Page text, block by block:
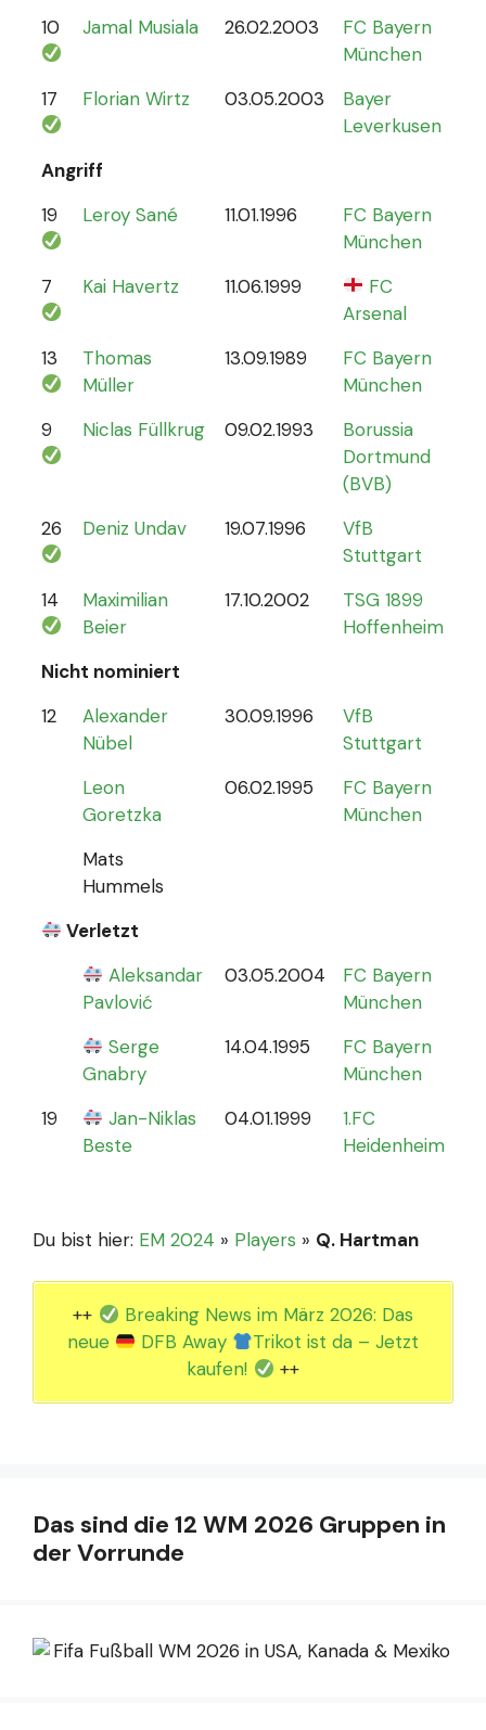
10 Jamal Musiala 26.02.2003
FC Bayern
München
17 Florian Wirtz 03.05.2003
Bayer
Leverkusen
Angriff
19
Leroy Sané 11.01.1996
FC Bayern
München
7 Kai Havertz 11.06.1999
FC
Arsenal
13
Thomas
Müller
13.09.1989
FC Bayern
München
9 Niclas Füllkrug 09.02.1993
Borussia
Dortmund
(BVB)
26 Deniz Undav 19.07.1996
VfB
Stuttgart
14
Maximilian
Beier
17.10.2002
TSG 1899
Hoffenheim
Nicht nominiert
12
Alexander
Nübel
30.09.1996
VfB
Stuttgart
Leon
Goretzka
06.02.1995
FC Bayern
München
Mats
Hummels
Verletzt
Aleksandar
Pavlović
03.05.2004
FC Bayern
München
Serge
Gnabry
14.04.1995
FC Bayern
München
19
Jan-Niklas
Beste
04.01.1999
1.FC
Heidenheim
Du bist hier: EM 2024 » Players » Q. Hartman
++
Breaking News im März 2026: Das
neue
DFB Away
Trikot ist da – Jetzt
kaufen!
++
Das sind die 12 WM 2026 Gruppen in
der Vorrunde